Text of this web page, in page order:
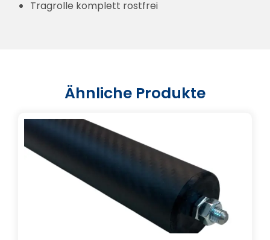
Tragrolle komplett rostfrei
Ähnliche Produkte